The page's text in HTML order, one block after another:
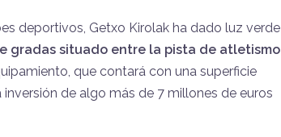
deportivos, Getxo Kirolak ha dado luz verde
gradas situado entre la pista de atletismo
que contará con una superficie
de algo más de 7 millones de euros